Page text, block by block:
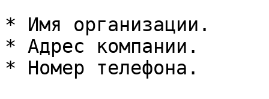
* Имя организации.
* Адрес компании.
* Номер телефона.